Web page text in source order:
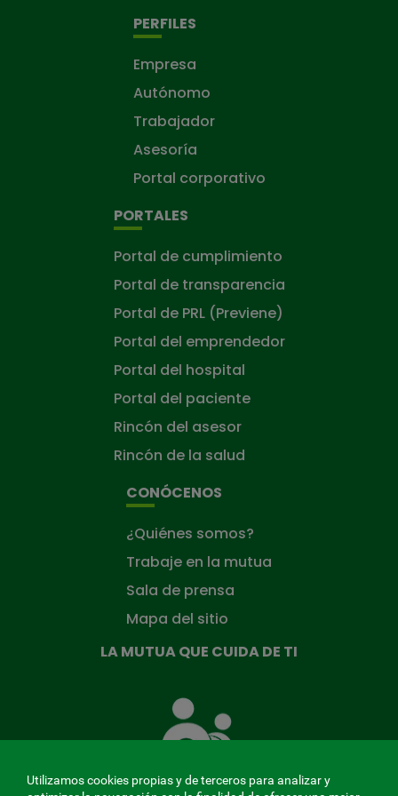
PERFILES
Empresa
Autónomo
Trabajador
Asesoría
Portal corporativo
PORTALES
Portal de cumplimiento
Portal de transparencia
Portal de PRL (Previene)
Portal del emprendedor
Portal del hospital
Portal del paciente
Rincón del asesor
Rincón de la salud
CONÓCENOS
¿Quiénes somos?
Trabaje en la mutua
Sala de prensa
Mapa del sitio
LA MUTUA QUE CUIDA DE TI
Mutua
que
ti
Utilizamos cookies propias y de terceros para analizar y